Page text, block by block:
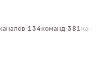
·134команд·381